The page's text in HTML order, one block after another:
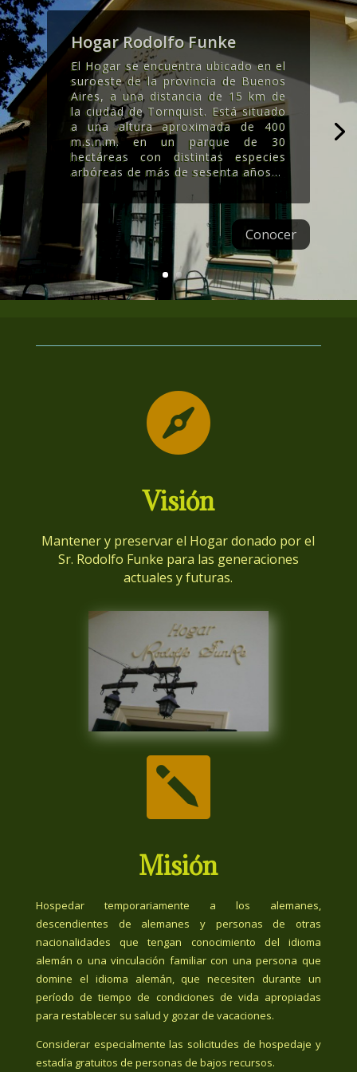
Hogar Rodolfo Funke
El Hogar se encuentra ubicado en el
suroeste de la provincia de Buenos
Aires, a una distancia de 15 km de
la ciudad de Tornquist. Está situado
a una altura aproximada de 400
m.s.n.m. en un parque de 30
hectáreas con distintas especies
arbóreas de más de sesenta años...
Conocer

Visión
Mantener y preservar el Hogar donado por el
Sr. Rodolfo Funke para las generaciones
actuales y futuras.

Misión
Hospedar temporariamente a los alemanes,
descendientes de alemanes y personas de otras
nacionalidades que tengan conocimiento del idioma
alemán o una vinculación familiar con una persona que
domine el idioma alemán, que necesiten durante un
período de tiempo de condiciones de vida apropiadas
para restablecer su salud y gozar de vacaciones.
Considerar especialmente las solicitudes de hospedaje y
estadía gratuitos de personas de bajos recursos.